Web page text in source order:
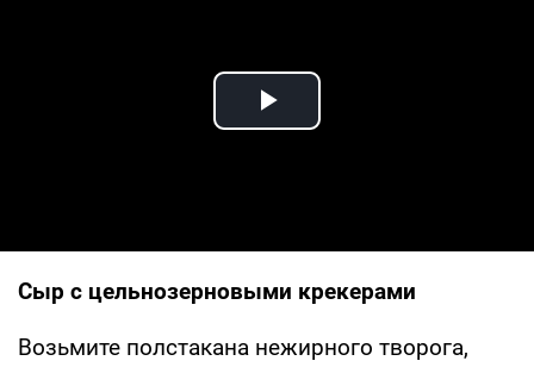
Play Video
Сыр с цельнозерновыми крекерами
Возьмите полстакана нежирного творога,